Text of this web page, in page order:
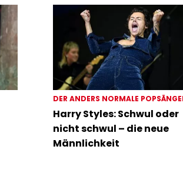
DER ANDERS NORMALE
Harry Styles: Schwul oder
nicht schwul – die neue
Männlichkeit